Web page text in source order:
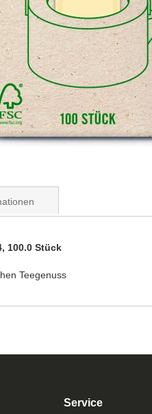
100.0 Stück
Teegenuss
Service